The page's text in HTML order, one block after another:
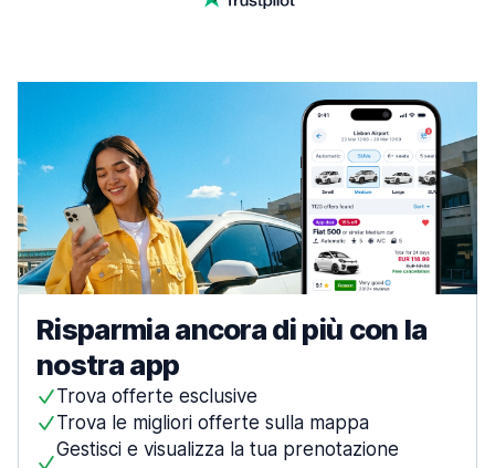
Risparmia ancora di più con la
nostra app
Trova offerte esclusive
Trova le migliori offerte sulla mappa
Gestisci e visualizza la tua prenotazione